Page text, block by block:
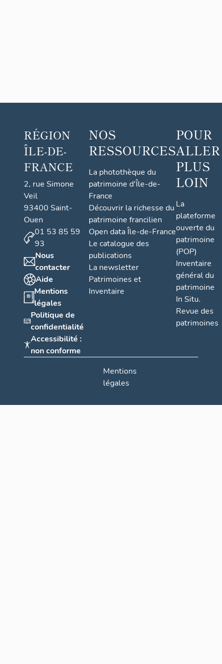
RÉGION
ÎLE-DE-
FRANCE
2, rue Simone
Veil
93400 Saint-
Ouen
01 53 85 59
93
Nous
contacter
Aide
Mentions
légales
Politique de
confidentialité
Accessibilité :
non conforme
NOS
RESSOURCES
La photothèque du
patrimoine d'Île-de-
France
Découvrir la richesse du
patrimoine francilien
Open data Île-de-France
Le catalogue des
publications
La newsletter
Patrimoines et
Inventaire
POUR
ALLER
PLUS
LOIN
La
plateforme
ouverte du
patrimoine
(POP)
Inventaire
général du
patrimoine
In Situ.
Revue des
patrimoines
Mentions
légales